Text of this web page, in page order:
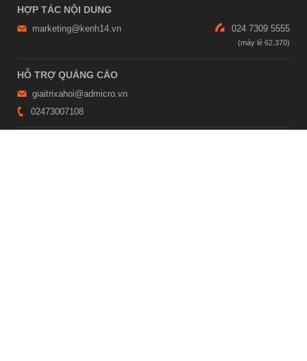
HỢP TÁC NỘI DUNG
marketing@kenh14.vn 024 7309 5555
HỖ TRỢ QUẢNG CÁO
giaitrixahoi@admicro.vn
02473007108